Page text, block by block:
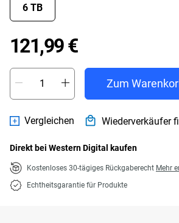
6 TB
121,99 €Price 121,99 €
Zum
Vergleichen Wiederverkäufer
Direkt bei Western Digital kaufen
Kostenloses 30-tägiges Rückgaberecht Mehr
Echtheitsgarantie für Produkte